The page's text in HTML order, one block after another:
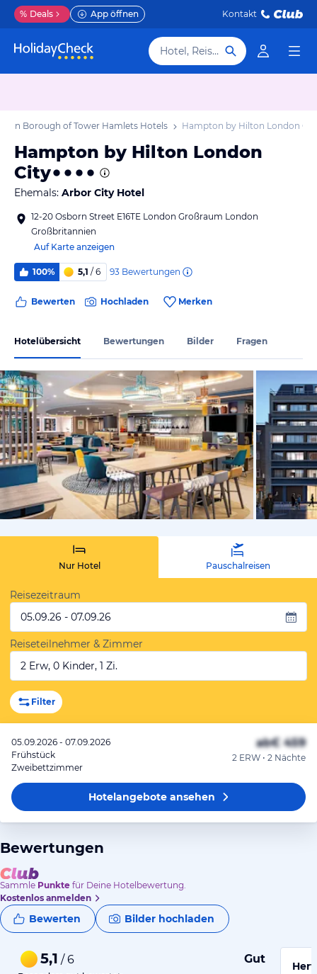
% Deals App öffnen Kontakt
Hotel, Reiseziel
Borough of Tower Hamlets Hotels Hampton by Hilton London
Hampton by Hilton London
City
Ehemals: Arbor City Hotel
12-20 Osborn Street E16TE London Großraum London
Großbritannien
Auf Karte anzeigen
100% 5,1 / 6 93 Bewertungen
Bewerten Hochladen Merken
Hotelübersicht Bewertungen Bilder Fragen
von
Nur Hotel Pauschalreisen
Reisezeitraum
05.09.26 - 07.09.26
Reiseteilnehmer & Zimmer
2 Erw, 0 Kinder, 1 Zi.
Filter
05.09.2026 - 07.09.2026
Frühstück
Zweibettzimmer
ab€ 459
2 ERW • 2 Nächte
Hotelangeboteansehen
Bewertungen
Sammle Punkte für Deine Hotelbewertung.
Kostenlos anmelden
Bewerten Bilder hochladen
5,1 / 6 Gut